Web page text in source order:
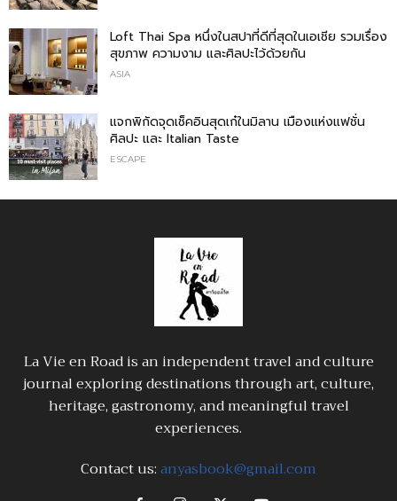
Loft Thai Spa หนึ่งในสปาที่ดีที่สุดในเอเชีย รวมเรื่อง
สุขภาพ ความงาม และศิลปะไว้ด้วยกัน
ASIA
แจกพิกัดจุดเช็คอินสุดเก๋ในมิลาน เมืองแห่งแฟชั่น
ศิลปะ และ Italian Taste
ESCAPE
La Vie en Road is an independent travel and culture
journal exploring destinations through art, culture,
heritage, gastronomy, and meaningful travel
experiences.
Contact us:anyasbook@gmail.com